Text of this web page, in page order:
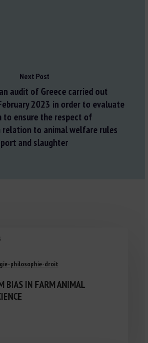
Next Post
audit of Greece carried out
2023 in order to evaluate
to ensure the respect of
relation to animal welfare rules
and slaughter
philosophie-droit
BIAS IN FARM ANIMAL